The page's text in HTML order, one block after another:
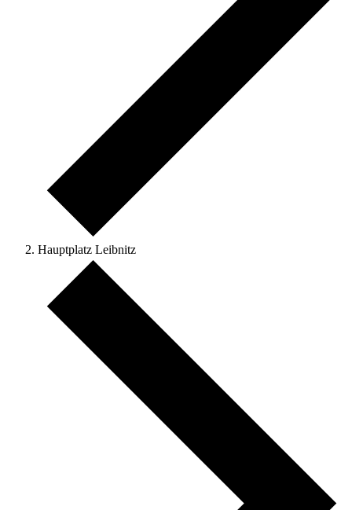
Hauptplatz Leibnitz